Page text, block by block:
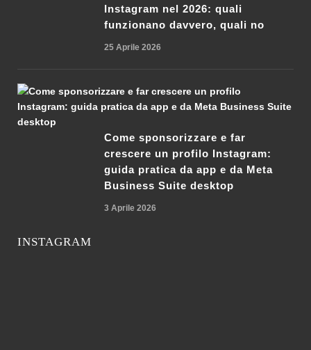
Instagram nel 2026: quali
funzionano davvero, quali no
25 Aprile 2026
Come sponsorizzare e far
crescere un profilo Instagram:
guida pratica da app e da Meta
Business Suite desktop
3 Aprile 2026
INSTAGRAM